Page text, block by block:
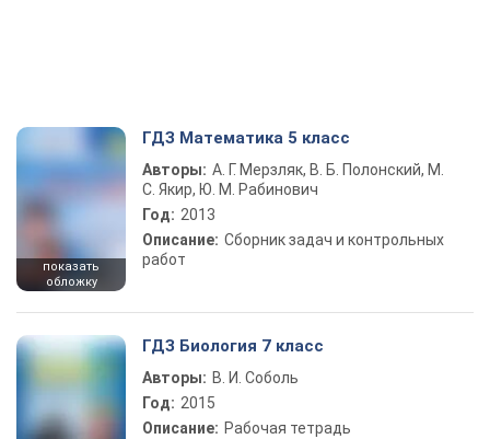
показать
обложку
ГДЗ Математика 5 класс
Авторы: А. Г. Мерзляк, В. Б. Полонский, М.
С. Якир, Ю. М. Рабинович
Год: 2013
Описание: Сборник задач и контрольных
работ
ГДЗ Биология 7 класс
Авторы: В. И. Соболь
Год: 2015
Описание: Рабочая тетрадь